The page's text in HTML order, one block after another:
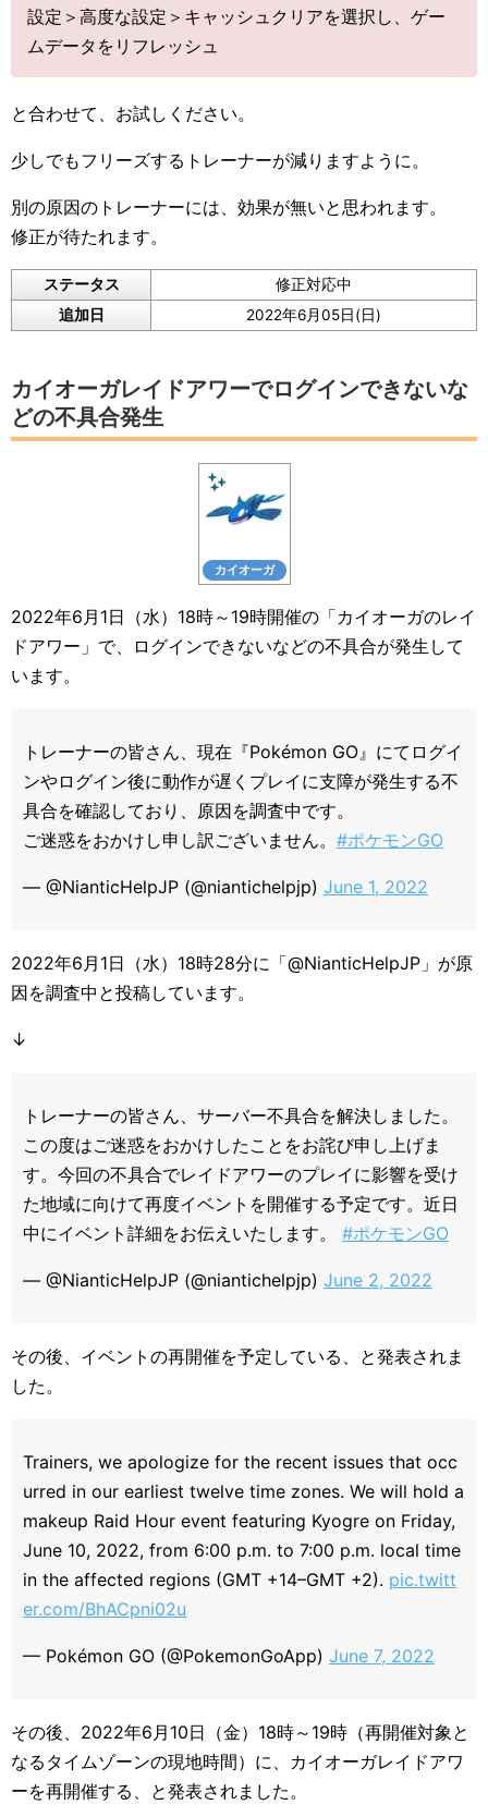
設定＞高度な設定＞キャッシュクリアを選択し、ゲー
ムデータをリフレッシュ
と合わせて、お試しください。
少しでもフリーズするトレーナーが減りますように。
別の原因のトレーナーには、効果が無いと思われます。
修正が待たれます。
ステータス
修正対応中
追加日
2022年6月05日(日)
カイオーガレイドアワーでログインできないな
どの不具合発生
カイオーガ
2022年6月1日（水）18時～19時開催の「カイオーガのレイ
ドアワー」で、ログインできないなどの不具合が発生して
います。
トレーナーの皆さん、現在『Pokémon GO』にてログイ
ンやログイン後に動作が遅くプレイに支障が発生する不
具合を確認しており、原因を調査中です。
ご迷惑をおかけし申し訳ございません。 #ポケモンGO
— @NianticHelpJP (@niantichelpjp) June 1, 2022
2022年6月1日（水）18時28分に「@NianticHelpJP」が原
因を調査中と投稿しています。
↓
トレーナーの皆さん、サーバー不具合を解決しました。
この度はご迷惑をおかけしたことをお詫び申し上げま
す。今回の不具合でレイドアワーのプレイに影響を受け
た地域に向けて再度イベントを開催する予定です。近日
中にイベント詳細をお伝えいたします。 #ポケモンGO
— @NianticHelpJP (@niantichelpjp) June 2, 2022
その後、イベントの再開催を予定している、と発表されま
した。
Trainers, we apologize for the recent issues that occ
urred in our earliest twelve time zones. We will hold a
makeup Raid Hour event featuring Kyogre on Friday,
June 10, 2022, from 6:00 p.m. to 7:00 p.m. local time
in the affected regions (GMT +14–GMT +2). pic.twitt
er.com/BhACpni02u
— Pokémon GO (@PokemonGoApp) June 7, 2022
その後、2022年6月10日（金）18時～19時（再開催対象と
なるタイムゾーンの現地時間）に、カイオーガレイドアワ
ーを再開催する、と発表されました。